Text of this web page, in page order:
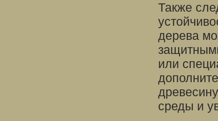
Также
дерева
или
среды и